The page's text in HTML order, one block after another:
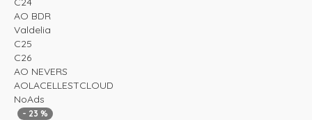
AO BDR
Valdelia
C25
C26
AO NEVERS
AOLACELLESTCLOUD
NoAds
- 23 %